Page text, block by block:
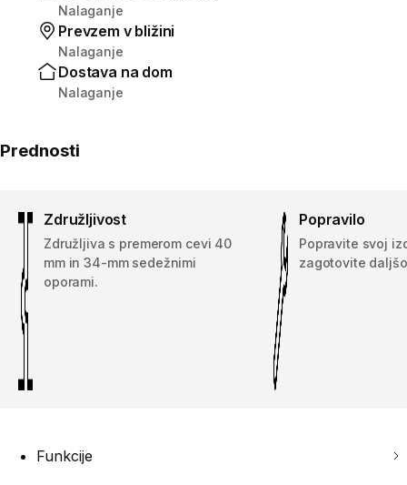
Nalaganje
Prevzem v bližini
Nalaganje
Dostava na dom
Nalaganje
Prednosti
Združljivost
Združljiva s premerom cevi 40
mm in 34-mm sedežnimi
oporami.
Popravilo
Popravite svoj
zagotovite
Funkcije